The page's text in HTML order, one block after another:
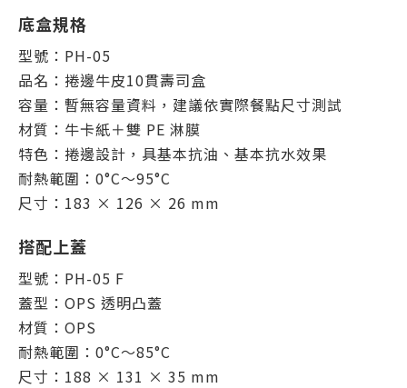
底盒規格
型號：PH-05
品名：捲邊牛皮10貫壽司盒
容量：暫無容量資料，建議依實際餐點尺寸測試
材質：牛卡紙＋雙 PE 淋膜
特色：捲邊設計，具基本抗油、基本抗水效果
耐熱範圍：0°C～95°C
尺寸：183 × 126 × 26 mm
搭配上蓋
型號：PH-05 F
蓋型：OPS 透明凸蓋
材質：OPS
耐熱範圍：0°C～85°C
尺寸：188 × 131 × 35 mm